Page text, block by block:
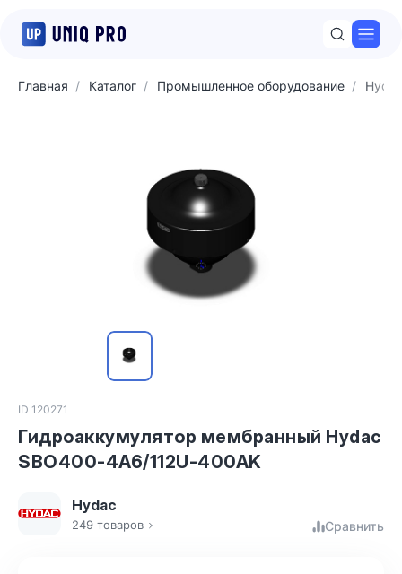
Главная Каталог Промышленное оборудование
ID 120271
Гидроаккумулятор мембранный Hydac
SBO400-4A6/112U-400AK
Hydac
249 товаров Сравнить